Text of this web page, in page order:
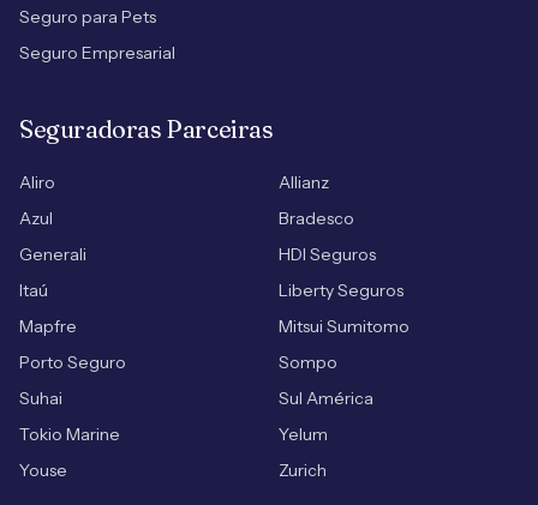
Seguro para Pets
Seguro Empresarial
Seguradoras Parceiras
Aliro
Allianz
Azul
Bradesco
Generali
HDI Seguros
Itaú
Liberty Seguros
Mapfre
Mitsui Sumitomo
Porto Seguro
Sompo
Suhai
Sul América
Tokio Marine
Yelum
Youse
Zurich